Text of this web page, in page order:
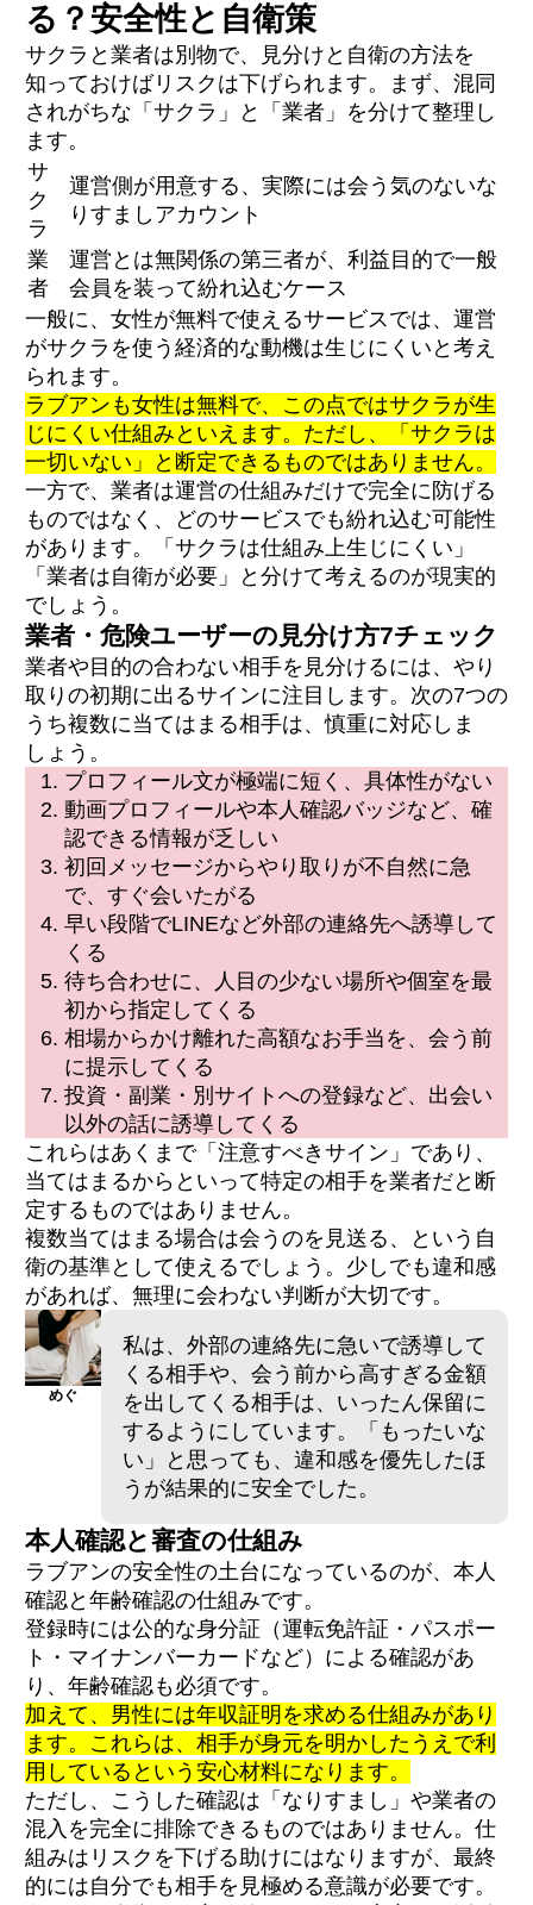
る？安全性と自衛策
サクラと業者は別物で、見分けと自衛の方法を
知っておけばリスクは下げられます。まず、混同
されがちな「サクラ」と「業者」を分けて整理し
ます。
サ
ク
ラ
運営側が用意する、実際には会う気のないな
りすましアカウント
業
者
運営とは無関係の第三者が、利益目的で一般
会員を装って紛れ込むケース
一般に、女性が無料で使えるサービスでは、運営
がサクラを使う経済的な動機は生じにくいと考え
られます。
ラブアンも女性は無料で、この点ではサクラが生
じにくい仕組みといえます。ただし、「サクラは
一切いない」と断定できるものではありません。
一方で、業者は運営の仕組みだけで完全に防げる
ものではなく、どのサービスでも紛れ込む可能性
があります。「サクラは仕組み上生じにくい」
「業者は自衛が必要」と分けて考えるのが現実的
でしょう。
業者・危険ユーザーの見分け方7チェック
業者や目的の合わない相手を見分けるには、やり
取りの初期に出るサインに注目します。次の7つの
うち複数に当てはまる相手は、慎重に対応しま
しょう。
プロフィール文が極端に短く、具体性がない
動画プロフィールや本人確認バッジなど、確
認できる情報が乏しい
初回メッセージからやり取りが不自然に急
で、すぐ会いたがる
早い段階でLINEなど外部の連絡先へ誘導して
くる
待ち合わせに、人目の少ない場所や個室を最
初から指定してくる
相場からかけ離れた高額なお手当を、会う前
に提示してくる
投資・副業・別サイトへの登録など、出会い
以外の話に誘導してくる
これらはあくまで「注意すべきサイン」であり、
当てはまるからといって特定の相手を業者だと断
定するものではありません。
複数当てはまる場合は会うのを見送る、という自
衛の基準として使えるでしょう。少しでも違和感
があれば、無理に会わない判断が大切です。
めぐ
私は、外部の連絡先に急いで誘導して
くる相手や、会う前から高すぎる金額
を出してくる相手は、いったん保留に
するようにしています。「もったいな
い」と思っても、違和感を優先したほ
うが結果的に安全でした。
本人確認と審査の仕組み
ラブアンの安全性の土台になっているのが、本人
確認と年齢確認の仕組みです。
登録時には公的な身分証（運転免許証・パスポー
ト・マイナンバーカードなど）による確認があ
り、年齢確認も必須です。
加えて、男性には年収証明を求める仕組みがあり
ます。これらは、相手が身元を明かしたうえで利
用しているという安心材料になります。
ただし、こうした確認は「なりすまし」や業者の
混入を完全に排除できるものではありません。仕
組みはリスクを下げる助けにはなりますが、最終
的には自分でも相手を見極める意識が必要です。